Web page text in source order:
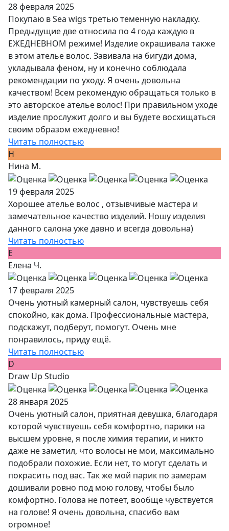
28 февраля 2025
Покупаю в Sea wigs третью теменную накладку.
Предыдущие две относила по 4 года каждую в
ЕЖЕДНЕВНОМ режиме! Изделие окрашивала также
в этом ателье волос. Завивала на бигуди дома,
укладывала феном, ну и конечно соблюдала
рекомендации по уходу. Я очень довольна
качеством! Всем рекомендую обращаться только в
это авторское ателье волос! При правильном уходе
изделие прослужит долго и вы будете восхищаться
своим образом ежедневно!
Читать полностью
Н
Нина М.
19 февраля 2025
Хорошее ателье волос , отзывчивые мастера и
замечательное качество изделий. Ношу изделия
данного салона уже давно и всегда довольна)
Читать полностью
Е
Елена Ч.
17 февраля 2025
Очень уютный камерный салон, чувствуешь себя
спокойно, как дома. Профессиональные мастера,
подскажут, подберут, помогут. Очень мне
понравилось, приду ещё.
Читать полностью
D
Draw Up Studio
28 января 2025
Очень уютный салон, приятная девушка, благодаря
которой чувствуешь себя комфортно, парики на
высшем уровне, я после химия терапии, и никто
даже не заметил, что волосы не мои, максимально
подобрали похожие. Если нет, то могут сделать и
покрасить под вас. Так же мой парик по замерам
дошивали ровно под мою голову, чтобы было
комфортно. Голова не потеет, вообще чувствуется
на голове! Я очень довольна, спасибо вам
огромное!